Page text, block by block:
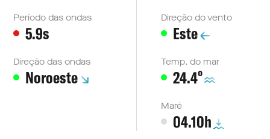
Período das ondas
5.9s
Direção das ondas
Noroeste
Direção do vento
Este
Temp. do mar
24.4º
Maré
04.10h